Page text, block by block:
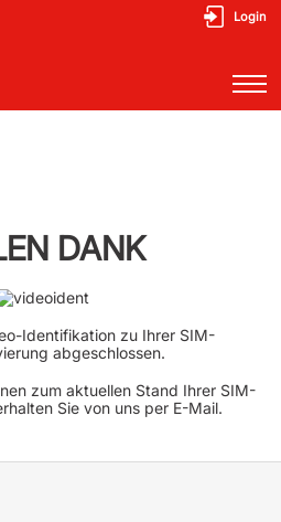
Login
DANK
Identifikation zu Ihrer SIM-
abgeschlossen.
zum aktuellen Stand Ihrer SIM-
Sie von uns per E-Mail.